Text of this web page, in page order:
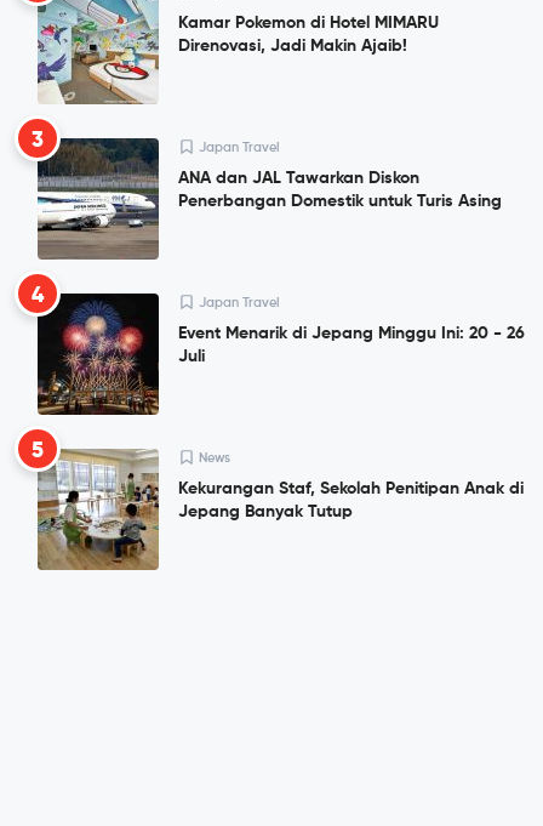
Kamar Pokemon di Hotel MIMARU
Direnovasi, Jadi Makin Ajaib!
3 Japan Travel
ANA dan JAL Tawarkan Diskon
Penerbangan Domestik untuk Turis Asing
4 Japan Travel
Event Menarik di Jepang Minggu Ini: 20 - 26
Juli
5 News
Kekurangan Staf, Sekolah Penitipan Anak di
Jepang Banyak Tutup